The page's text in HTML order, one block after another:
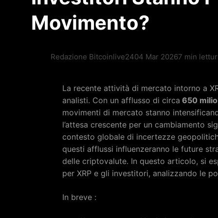
Movimento?
Redazione Bitcoinlive2404 Mar 20267 min
La recente attività di mercato intorno a
analisti. Con un afflusso di circa 650
movimenti di mercato stanno
l’attesa crescente per un cambiamento
contesto globale di incertezze
questi afflussi influenzeranno le future
delle criptovalute. In questo articolo, si
per XRP e gli investitori, analizzando le
In breve :